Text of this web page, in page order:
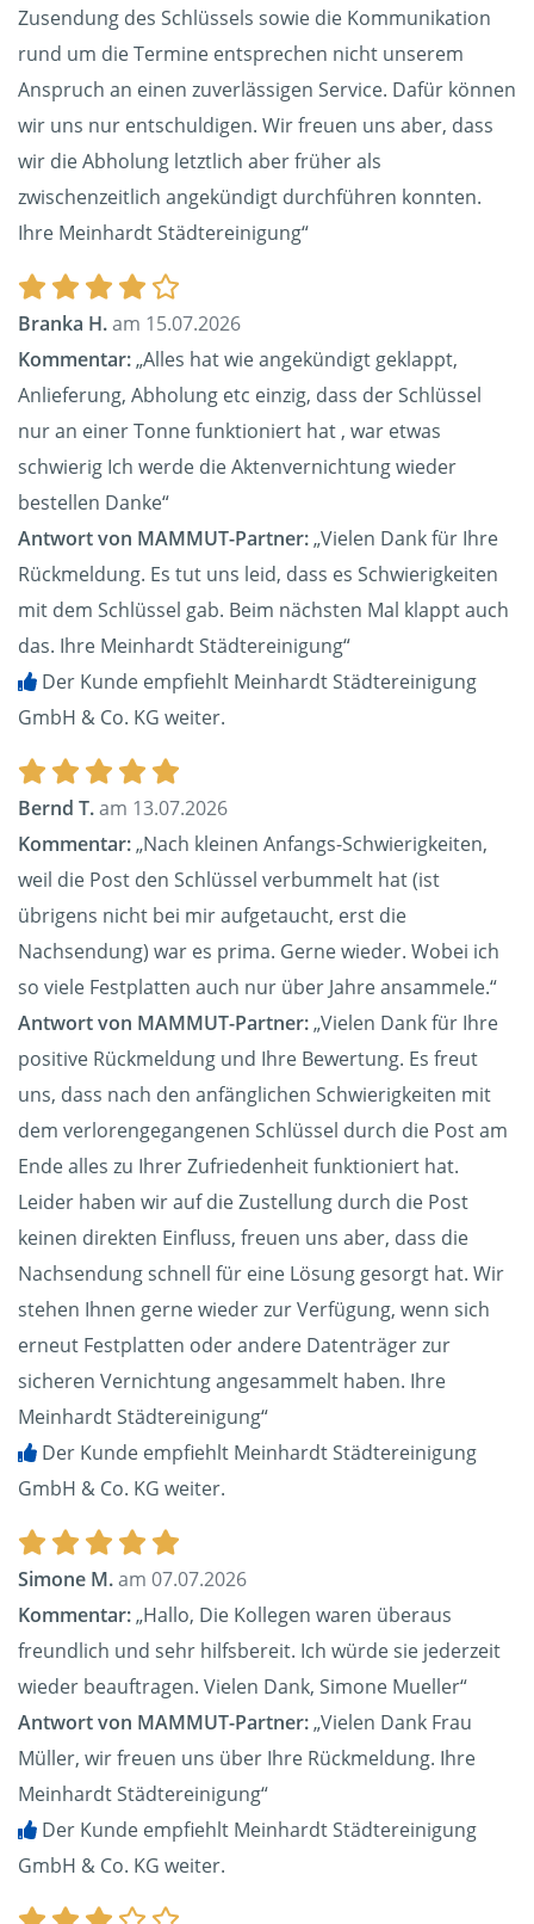
Zusendung des Schlüssels sowie die Kommunikation
rund um die Termine entsprechen nicht unserem
Anspruch an einen zuverlässigen Service. Dafür können
wir uns nur entschuldigen. Wir freuen uns aber, dass
wir die Abholung letztlich aber früher als
zwischenzeitlich angekündigt durchführen konnten.
Ihre Meinhardt Städtereinigung“
Branka H.am 15.07.2026
Kommentar:„Alles hat wie angekündigt geklappt,
Anlieferung, Abholung etc einzig, dass der Schlüssel
nur an einer Tonne funktioniert hat , war etwas
schwierig Ich werde die Aktenvernichtung wieder
bestellen Danke“
Antwort von MAMMUT-Partner:„Vielen Dank für Ihre
Rückmeldung. Es tut uns leid, dass es Schwierigkeiten
mit dem Schlüssel gab. Beim nächsten Mal klappt auch
das. Ihre Meinhardt Städtereinigung“
Der Kunde empfiehlt Meinhardt Städtereinigung
GmbH & Co. KG weiter.
Bernd T.am 13.07.2026
Kommentar:„Nach kleinen Anfangs-Schwierigkeiten,
weil die Post den Schlüssel verbummelt hat (ist
übrigens nicht bei mir aufgetaucht, erst die
Nachsendung) war es prima. Gerne wieder. Wobei ich
so viele Festplatten auch nur über Jahre ansammele.“
Antwort von MAMMUT-Partner:„Vielen Dank für Ihre
positive Rückmeldung und Ihre Bewertung. Es freut
uns, dass nach den anfänglichen Schwierigkeiten mit
dem verlorengegangenen Schlüssel durch die Post am
Ende alles zu Ihrer Zufriedenheit funktioniert hat.
Leider haben wir auf die Zustellung durch die Post
keinen direkten Einfluss, freuen uns aber, dass die
Nachsendung schnell für eine Lösung gesorgt hat. Wir
stehen Ihnen gerne wieder zur Verfügung, wenn sich
erneut Festplatten oder andere Datenträger zur
sicheren Vernichtung angesammelt haben. Ihre
Meinhardt Städtereinigung“
Der Kunde empfiehlt Meinhardt Städtereinigung
GmbH & Co. KG weiter.
Simone M.am 07.07.2026
Kommentar:„Hallo, Die Kollegen waren überaus
freundlich und sehr hilfsbereit. Ich würde sie jederzeit
wieder beauftragen. Vielen Dank, Simone Mueller“
Antwort von MAMMUT-Partner:„Vielen Dank Frau
Müller, wir freuen uns über Ihre Rückmeldung. Ihre
Meinhardt Städtereinigung“
Der Kunde empfiehlt Meinhardt Städtereinigung
GmbH & Co. KG weiter.